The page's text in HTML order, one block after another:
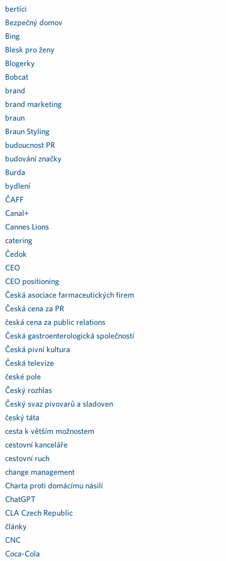
bertíci
Bezpečný domov
Bing
Blesk pro ženy
Blogerky
Bobcat
brand
brand marketing
braun
Braun Styling
budoucnost PR
budování značky
Burda
bydlení
ČAFF
Canal+
Cannes Lions
catering
Čedok
CEO
CEO positioning
Česká asociace farmaceutických firem
Česká cena za PR
česká cena za public relations
Česká gastroenterologická společností
Česká pivní kultura
Česká televize
české pole
Český rozhlas
Český svaz pivovarů a sladoven
český táta
cesta k větším možnostem
cestovní kanceláře
cestovní ruch
change management
Charta proti domácímu násilí
ChatGPT
CLA Czech Republic
články
CNC
Coca-Cola